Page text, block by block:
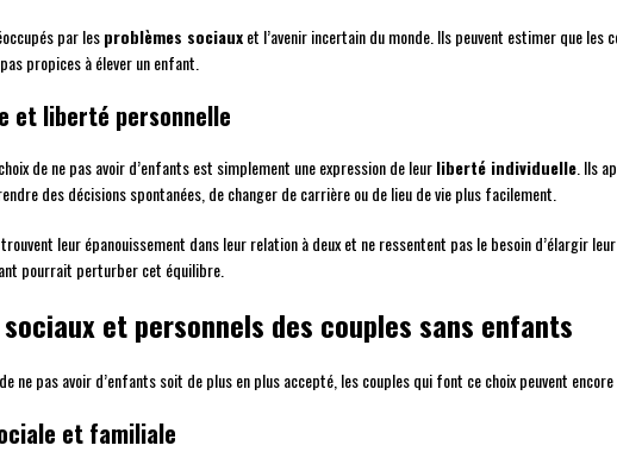
par lesproblèmes sociauxet l’avenir incertain du monde. Ils peuvent estimer que
propices à élever un enfant.
et liberté personnelle
de ne pas avoir d’enfants est simplement une expression de leurliberté individuelle . Ils
des décisions spontanées, de changer de carrière ou de lieu de vie plus facilement.
trouvent leur épanouissement dans leur relation à deux et ne ressentent pas le besoin d’élargir
pourrait perturber cet équilibre.
et personnels des couples sans enfants
ne pas avoir d’enfants soit de plus en plus accepté, les couples qui font ce choix peuvent
et familiale